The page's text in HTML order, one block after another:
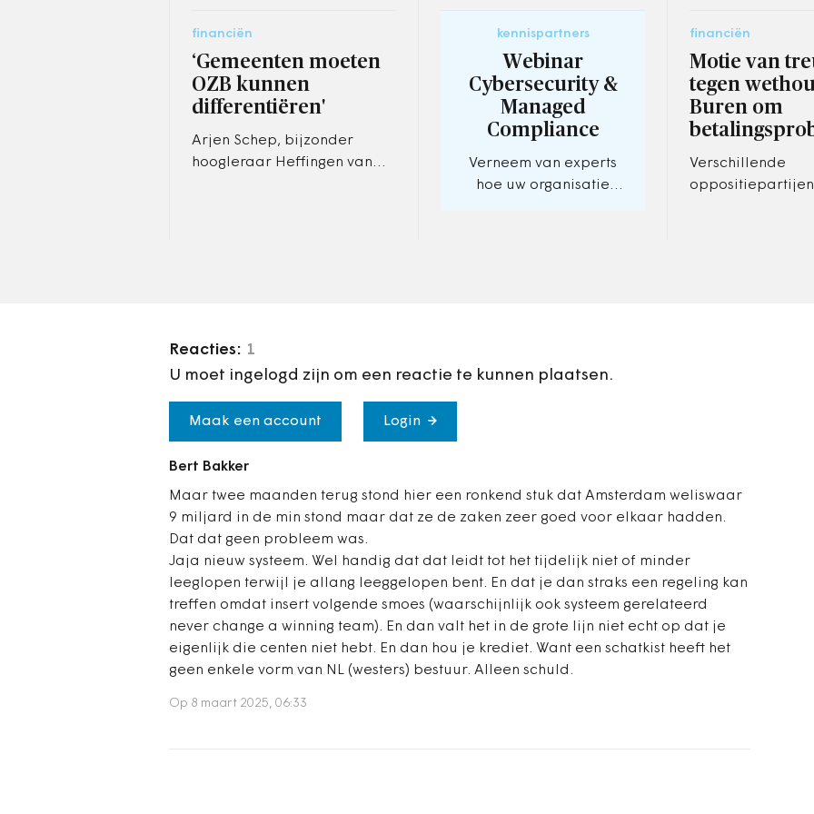
financiën
‘Gemeenten moeten
OZB kunnen
differentiëren'
Arjen Schep, bijzonder
hoogleraar Heffingen van
kennispartners
Webinar
Cybersecurity &
Managed
Compliance
Verneem van experts
hoe uw organisatie
financiën
Motie van
tegen
Buren om
Verschillende
Reacties: 1
U moet ingelogd zijn om een reactie te kunnen plaatsen.
Maak een account Login
Bert Bakker
Maar twee maanden terug stond hier een ronkend stuk dat Amsterdam weliswaar
9 miljard in de min stond maar dat ze de zaken zeer goed voor elkaar hadden.
Dat dat geen probleem was.
Jaja nieuw systeem. Wel handig dat dat leidt tot het tijdelijk niet of minder
leeglopen terwijl je allang leeggelopen bent. En dat je dan straks een regeling kan
treffen omdat insert volgende smoes (waarschijnlijk ook systeem gerelateerd
never change a winning team). En dan valt het in de grote lijn niet echt op dat je
eigenlijk die centen niet hebt. En dan hou je krediet. Want een schatkist heeft het
geen enkele vorm van NL (westers) bestuur. Alleen schuld.
Op 8 maart 2025, 06:33